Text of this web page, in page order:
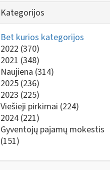
Kategorijos
Bet kurios kategorijos
2022 (370)
2021 (348)
Naujiena (314)
2025 (236)
2023 (225)
Viešieji pirkimai (224)
2024 (221)
Gyventojų pajamų mokestis
(151)